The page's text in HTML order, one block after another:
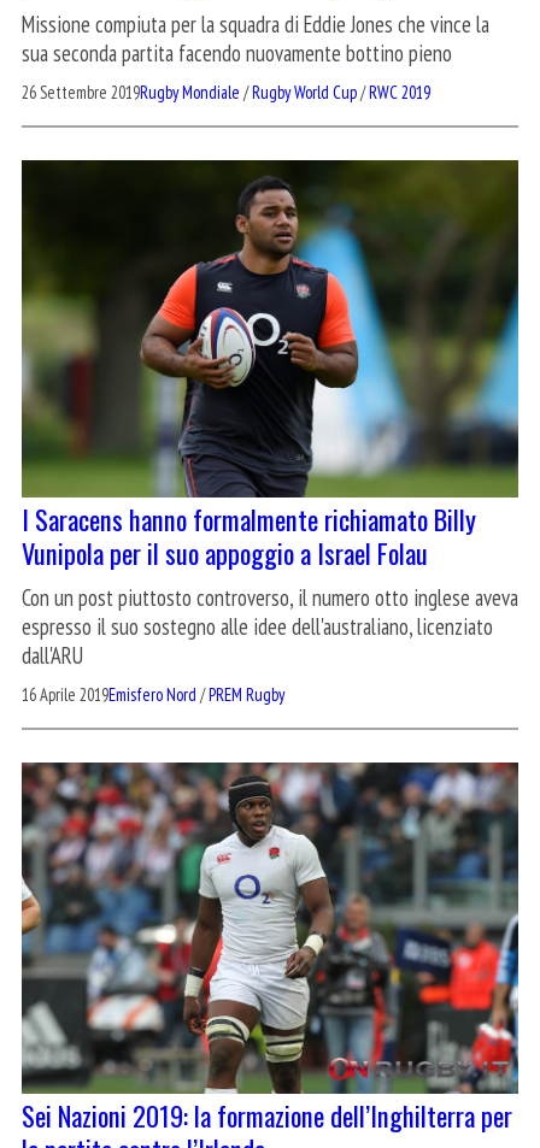
Missione compiuta per la squadra di Eddie Jones che vince la
sua seconda partita facendo nuovamente bottino pieno
26 Settembre 2019Rugby Mondiale /Rugby World Cup/RWC 2019
I Saracens hanno formalmente richiamato Billy
Vunipola per il suo appoggio a Israel Folau
Con un post piuttosto controverso, il numero otto inglese aveva
espresso il suo sostegno alle idee dell'australiano, licenziato
dall'ARU
16 Aprile 2019Emisfero Nord /PREM Rugby
Sei Nazioni 2019: la formazione dell’Inghilterra per